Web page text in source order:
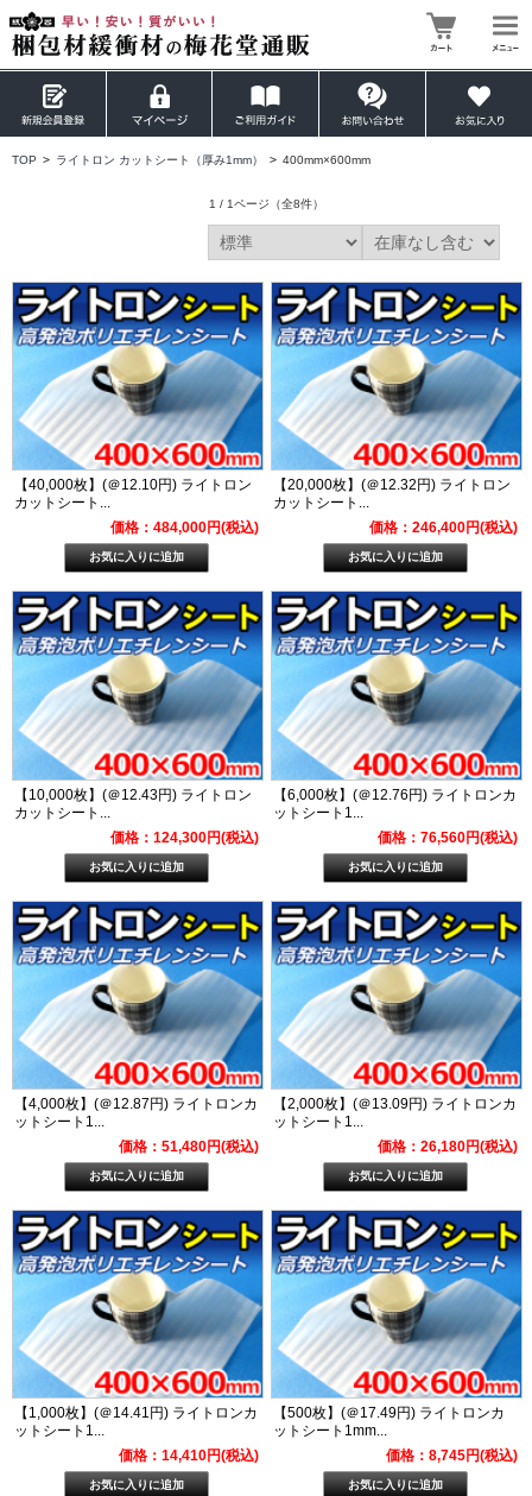
TOP > ライトロン カットシート（厚み1mm） > 400mm×600mm
1 / 1ページ （全8件）
【40,000枚】(＠12.10円) ライトロン
カットシート...
価格：484,000円(税込)
【20,000枚】(＠12.32円) ライトロン
カットシート...
価格：246,400円(税込)
【10,000枚】(＠12.43円) ライトロン
カットシート...
価格：124,300円(税込)
【6,000枚】(＠12.76円) ライトロンカ
ットシート1...
価格：76,560円(税込)
【4,000枚】(＠12.87円) ライトロンカ
ットシート1...
価格：51,480円(税込)
【2,000枚】(＠13.09円) ライトロンカ
ットシート1...
価格：26,180円(税込)
【1,000枚】(＠14.41円) ライトロンカ
ットシート1...
価格：14,410円(税込)
【500枚】(＠17.49円) ライトロンカ
ットシート1mm...
価格：8,745円(税込)